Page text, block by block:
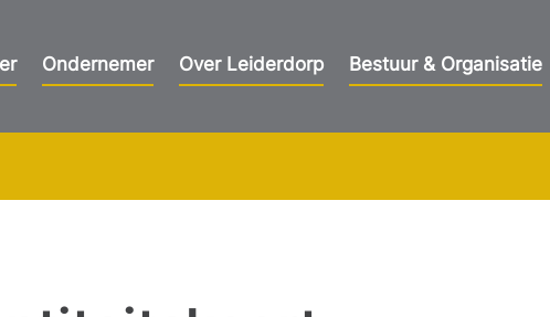
Ondernemer Over Leiderdorp Bestuur & Organisatie